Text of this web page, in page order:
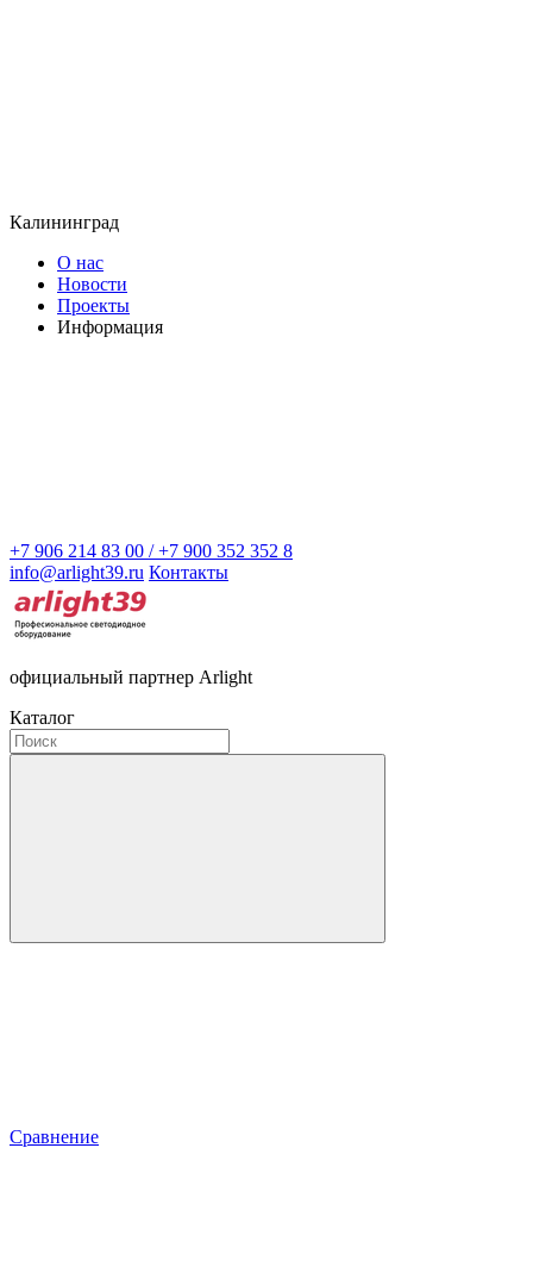
Калининград
О нас
Новости
Проекты
Информация
+7 906 214 83 00 / +7 900 352 352 8
info@arlight39.ru Контакты
официальный партнер Arlight
Каталог
Сравнение